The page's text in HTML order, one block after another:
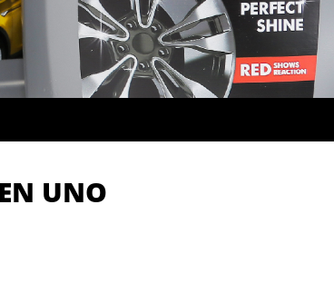
UNO